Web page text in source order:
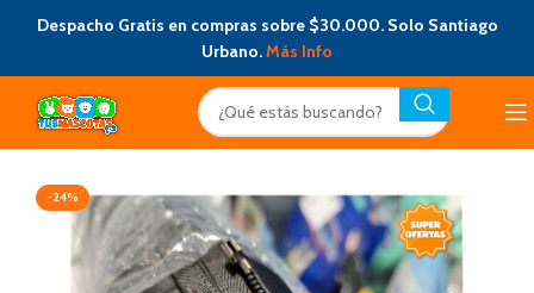
Despacho Gratis en compras sobre $30.000. Solo Santiago
Urbano.Más Info
-24%